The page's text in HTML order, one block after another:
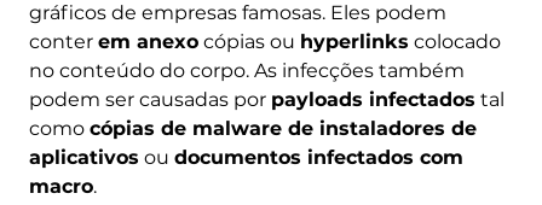
gráficos de empresas famosas. Eles podem
conter em anexocópias ou hyperlinks colocado
no conteúdo do corpo. As infecções também
podem ser causadas por payloads infectados tal
como cópias de malware de instaladores de
aplicativos ou documentos infectados com
macro.